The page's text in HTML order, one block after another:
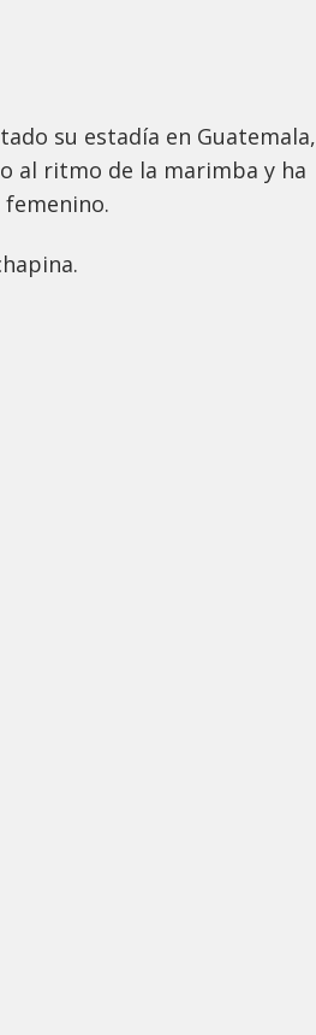
su estadía en Guatemala,
al ritmo de la marimba y ha